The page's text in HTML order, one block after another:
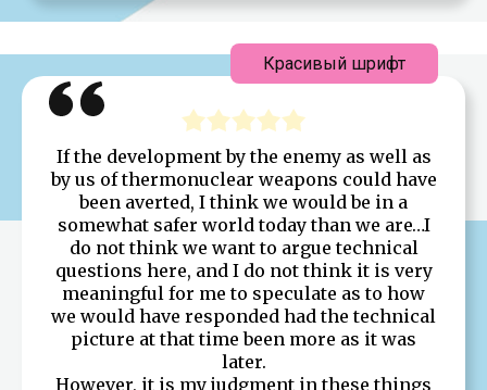
If the development by the enemy as well as
by us of thermonuclear weapons could have
been averted, I think we would be in a
somewhat safer world today than we are…I
do not think we want to argue technical
questions here, and I do not think it is very
meaningful for me to speculate as to how
we would have responded had the technical
picture at that time been more as it was
later.
However, it is my judgment in these things
Красивый шрифт